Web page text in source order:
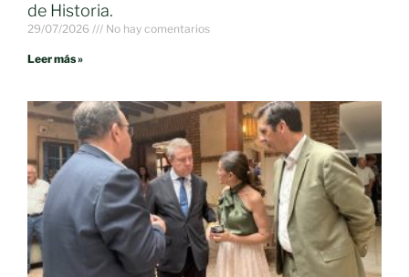
de Historia.
29/07/2026 No hay comentarios
Leer más »